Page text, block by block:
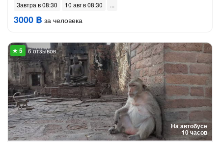
Завтра в 08:30 10 авг в 08:30
3000 ฿ за человека
На автобусе
10 часов
6 отзывов